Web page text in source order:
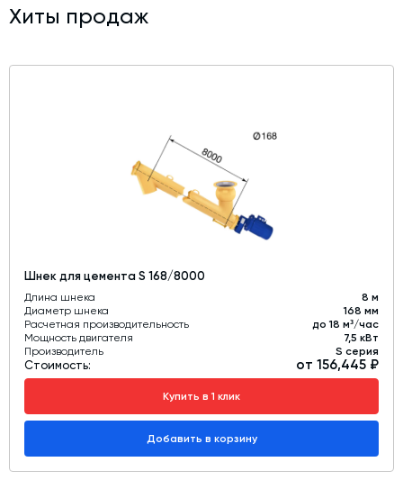
Хиты продаж
Шнек для цемента S 168/8000
Длина шнека
8 м
Диаметр шнека
168 мм
Расчетная производительность
до 18 м³/час
Мощность двигателя
7,5 кВт
Производитель
S серия
Стоимость: от 156,445 ₽
Купить в 1 клик
Добавить в корзину